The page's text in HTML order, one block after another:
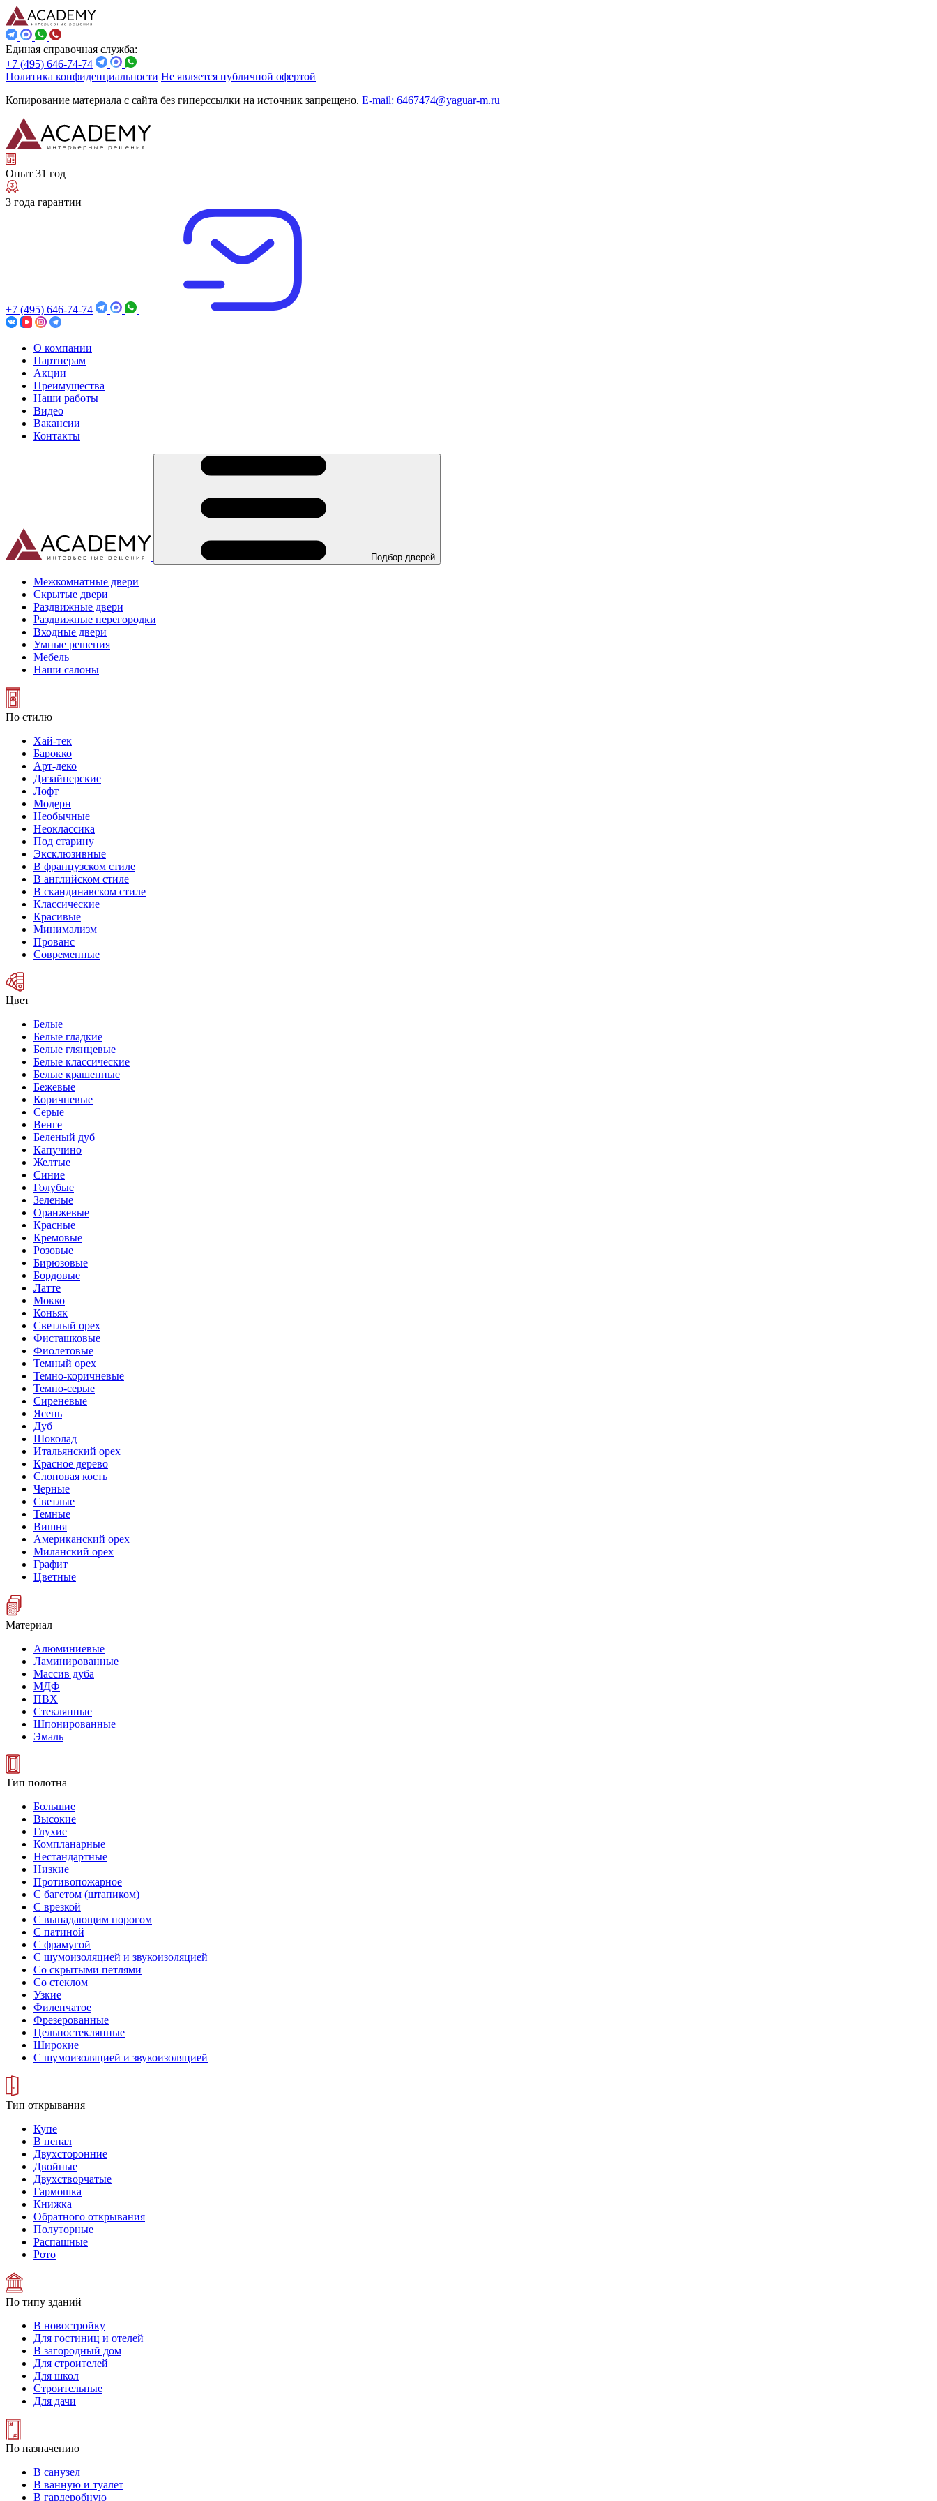
Единая справочная служба:
+7 (495) 646-74-74
Политика конфиденциальности Не является публичной офертой
Копирование материала с сайта без гиперссылки на источник запрещено. E-mail: 6467474@yaguar-m.ru
Опыт 31 год
3 года гарантии
+7 (495) 646-74-74
О компании
Партнерам
Акции
Преимущества
Наши работы
Видео
Вакансии
Контакты
Подбор дверей
Межкомнатные двери
Скрытые двери
Раздвижные двери
Раздвижные перегородки
Входные двери
Умные решения
Мебель
Наши салоны
По стилю
Хай-тек
Барокко
Арт-деко
Дизайнерские
Лофт
Модерн
Необычные
Неоклассика
Под старину
Эксклюзивные
В французском стиле
В английском стиле
В скандинавском стиле
Классические
Красивые
Минимализм
Прованс
Современные
Цвет
Белые
Белые гладкие
Белые глянцевые
Белые классические
Белые крашенные
Бежевые
Коричневые
Серые
Венге
Беленый дуб
Капучино
Желтые
Синие
Голубые
Зеленые
Оранжевые
Красные
Кремовые
Розовые
Бирюзовые
Бордовые
Латте
Мокко
Коньяк
Светлый орех
Фисташковые
Фиолетовые
Темный орех
Темно-коричневые
Темно-серые
Сиреневые
Ясень
Дуб
Шоколад
Итальянский орех
Красное дерево
Слоновая кость
Черные
Светлые
Темные
Вишня
Американский орех
Миланский орех
Графит
Цветные
Материал
Алюминиевые
Ламинированные
Массив дуба
МДФ
ПВХ
Стеклянные
Шпонированные
Эмаль
Тип полотна
Большие
Высокие
Глухие
Компланарные
Нестандартные
Низкие
Противопожарное
С багетом (штапиком)
С врезкой
С выпадающим порогом
С патиной
С фрамугой
С шумоизоляцией и звукоизоляцией
Со скрытыми петлями
Со стеклом
Узкие
Филенчатое
Фрезерованные
Цельностеклянные
Широкие
С шумоизоляцией и звукоизоляцией
Тип открывания
Купе
В пенал
Двухсторонние
Двойные
Двухстворчатые
Гармошка
Книжка
Обратного открывания
Полуторные
Распашные
Рото
По типу зданий
В новостройку
Для гостиниц и отелей
В загородный дом
Для строителей
Для школ
Строительные
Для дачи
По назначению
В санузел
В ванную и туалет
В гардеробную